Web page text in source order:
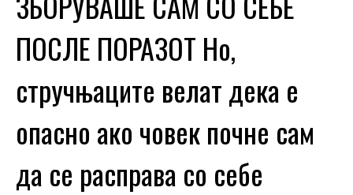
ПОСЛЕ ПОРАЗОТ Но,
стручњаците велат дека е
опасно ако човек почне сам
да се расправа со себе